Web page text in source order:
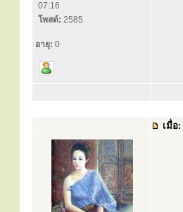
07:16
โพสต์: 2585
อายุ: 0
เมื่อ: